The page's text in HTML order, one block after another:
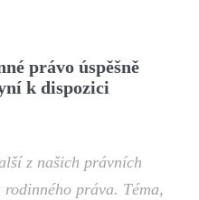
právo úspěšně
k dispozici
z našich právních
práva. Téma,